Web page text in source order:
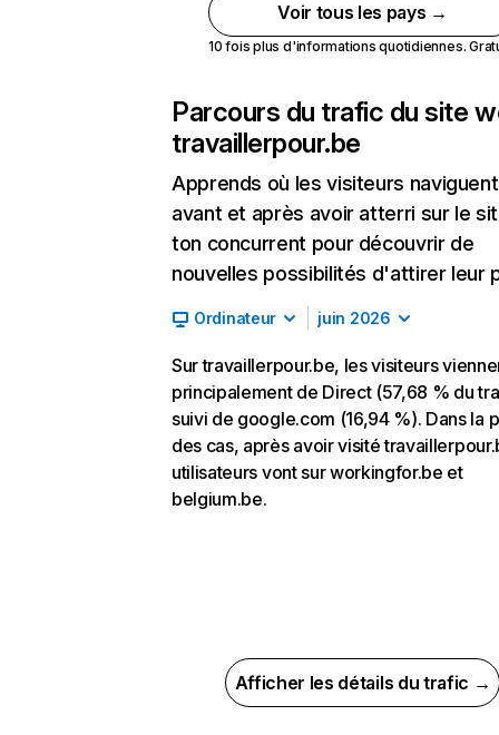
Voir tous les pays →
10 fois plus d'informations quotidiennes.
Parcours du trafic du site
travaillerpour.be
Apprends où les visiteurs naviguent
avant et après avoir atterri sur le
ton concurrent pour découvrir de
nouvelles possibilités d'attirer leur
Ordinateur juin 2026
Sur travaillerpour.be, les visiteurs
principalement de Direct (57,68 % du
suivi de google.com (16,94 %). Dans la
des cas, après avoir visité
utilisateurs vont sur workingfor.be et
belgium.be.
Afficher les détails du trafic →